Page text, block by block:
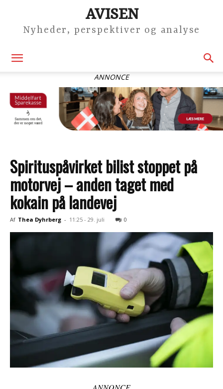
AVISEN
Nyheder, perspektiver og analyse
ANNONCE
Spirituspåvirket bilist stoppet på
motorvej – anden taget med
kokain på landevej
Af Thea Dyhrberg - 11:25 - 29. juli 0